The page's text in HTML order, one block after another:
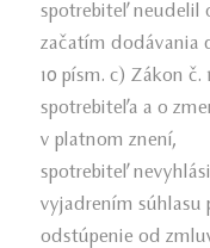
spotrebiteľ neudelil
začatím dodávania
10 písm. c) Zákon č.
spotrebiteľa a o
v platnom znení,
spotrebiteľ
vyjadrením súhlasu
odstúpenie od